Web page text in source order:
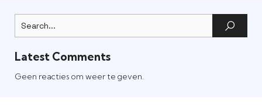
Latest Comments
Geen reacties om weer te geven.